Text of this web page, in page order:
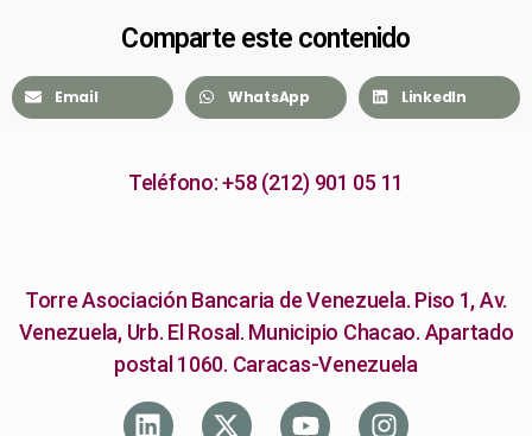
Comparte este contenido
Email WhatsApp LinkedIn
Teléfono: +58 (212) 901 05 11
Torre Asociación Bancaria de Venezuela. Piso 1, Av.
Venezuela, Urb. El Rosal. Municipio Chacao. Apartado
postal 1060. Caracas-Venezuela